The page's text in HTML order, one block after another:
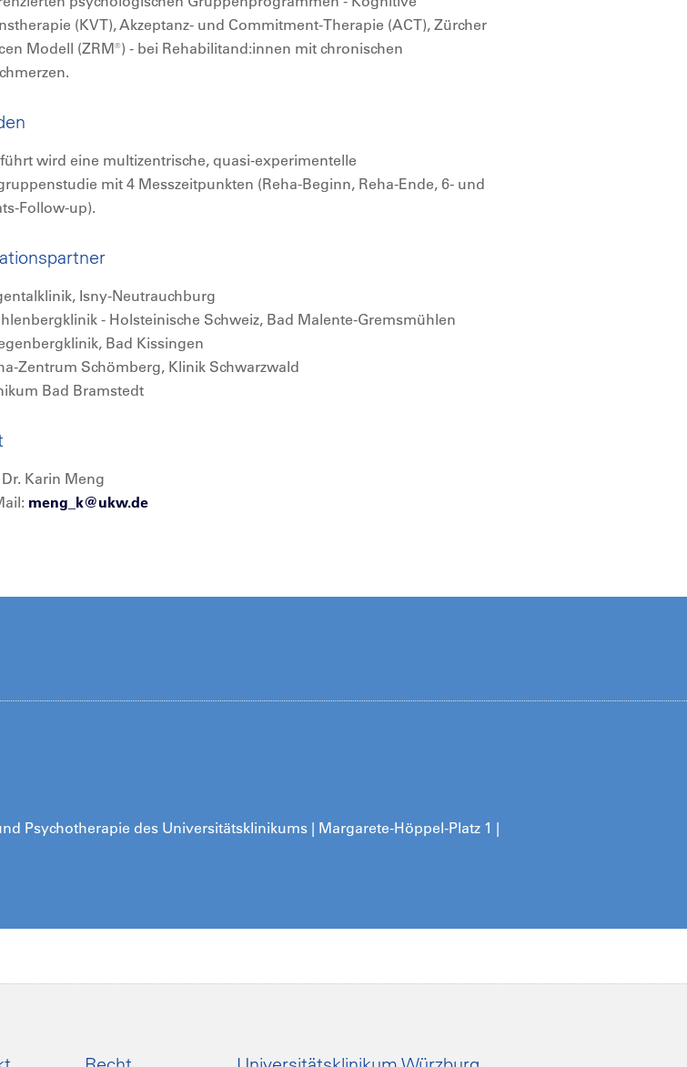
(KVT), Akzeptanz- und Commitment-Therapie (ACT), Zürcher
Modell (ZRM®) - bei Rehabilitand:innen mit chronischen
wird eine multizentrische, quasi-experimentelle
mit 4 Messzeitpunkten (Reha-Beginn, Reha-Ende, 6- und
Follow-up).
Isny-Neutrauchburg
- Holsteinische Schweiz, Bad Malente-Gremsmühlen
Bad Kissingen
Zentrum Schömberg, Klinik Schwarzwald
Bad Bramstedt
Dr. Karin Meng
meng_k@ukw.de
Psychotherapie des Universitätsklinikums | Margarete-Höppel-Platz 1 |